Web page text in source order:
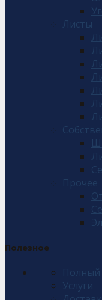
Листы
Прочее
Полезное
Полный
Услуги